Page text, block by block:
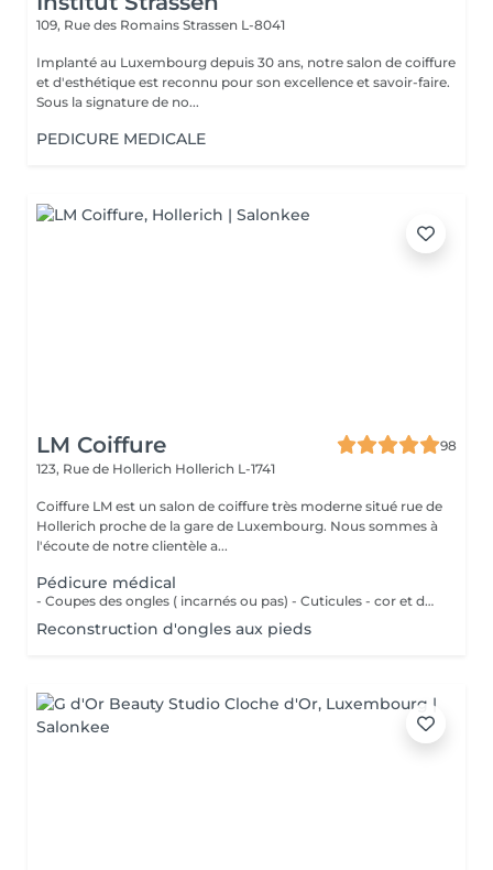
109, Rue des Romains Strassen L-8041
Implanté au Luxembourg depuis 30 ans, notre salon de coiffure
et d'esthétique est reconnu pour son excellence et savoir-faire.
Sous la signature de no...
PEDICURE MEDICALE
LM Coiffure
98
123, Rue de Hollerich Hollerich L-1741
Coiffure LM est un salon de coiffure très moderne situé rue de
Hollerich proche de la gare de Luxembourg. Nous sommes à
l'écoute de notre clientèle a...
Pédicure médical
- Coupes des ongles ( incarnés ou pas) - Cuticules - cor et durillons - Petit massage - Pose de vernis semi-permanent couleur ( Si vous voulez une french, veuillez svp cocher l'onglet french en plus)
Reconstruction d'ongles aux pieds